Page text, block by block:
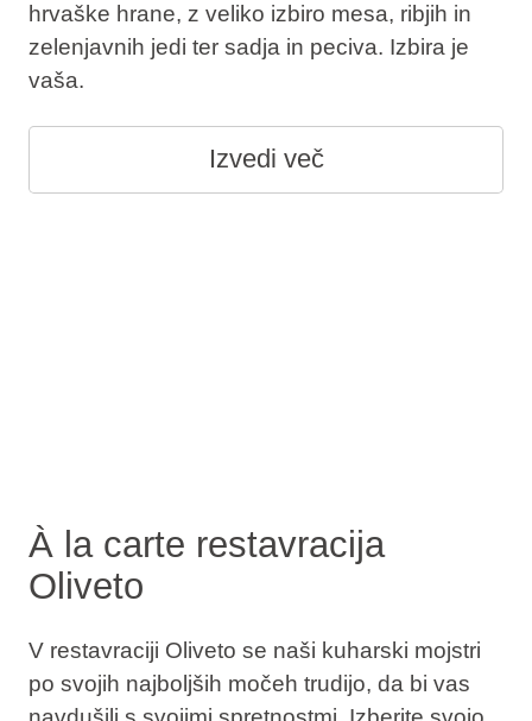
hrvaške hrane, z veliko izbiro mesa, ribjih in
zelenjavnih jedi ter sadja in peciva. Izbira je
vaša.
Izvedi več
À la carte restavracija
Oliveto
V restavraciji Oliveto se naši kuharski mojstri
po svojih najboljših močeh trudijo, da bi vas